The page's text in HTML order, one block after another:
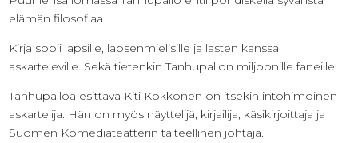
elämän filosofiaa.
Kirja sopii lapsille, lapsenmielisille ja lasten kanssa
askarteleville. Sekä tietenkin Tanhupallon miljoonille faneille.
Tanhupalloa esittävä Kiti Kokkonen on itsekin intohimoinen
askartelija. Hän on myös näyttelijä, kirjailija, käsikirjoittaja ja
Suomen Komediateatterin taiteellinen johtaja.